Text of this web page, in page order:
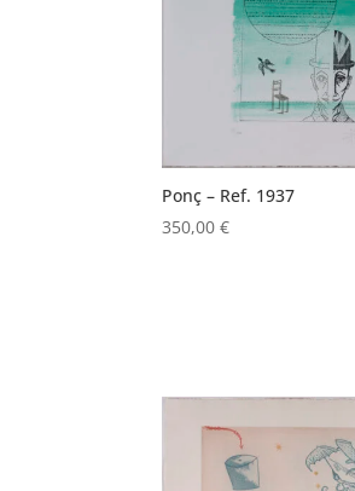
Ponç – Ref. 1937
350,00€